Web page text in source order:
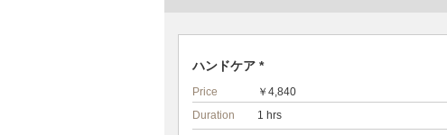
ハンドケア *
Price
￥4,840
Duration
1 hrs